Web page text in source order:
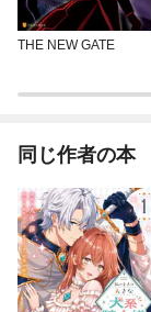
THE NEW GATE
同じ作者の本